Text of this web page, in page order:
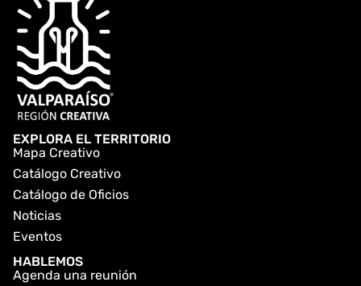
EXPLORA EL TERRITORIO
Mapa Creativo
Catálogo Creativo
Catálogo de Oficios
Noticias
Eventos
HABLEMOS
Agenda una reunión